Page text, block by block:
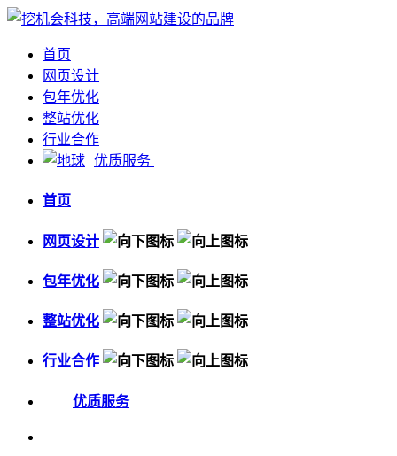
首页
网页设计
包年优化
整站优化
行业合作
优质服务
首页
网页设计
包年优化
整站优化
行业合作
优质服务